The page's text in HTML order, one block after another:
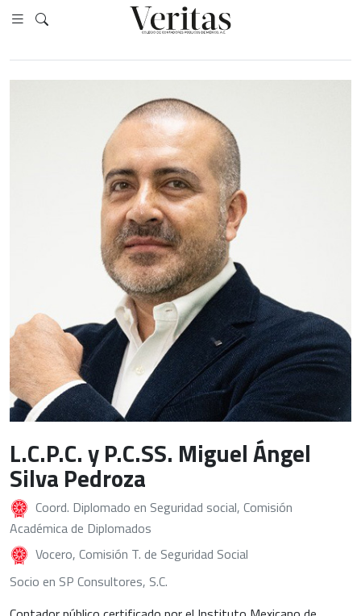
L.C.P.C. y P.C.SS. Miguel Ángel
Silva Pedroza
Coord. Diplomado en Seguridad social, Comisión
Académica de Diplomados
Vocero, Comisión T. de Seguridad Social
Socio en SP Consultores, S.C.